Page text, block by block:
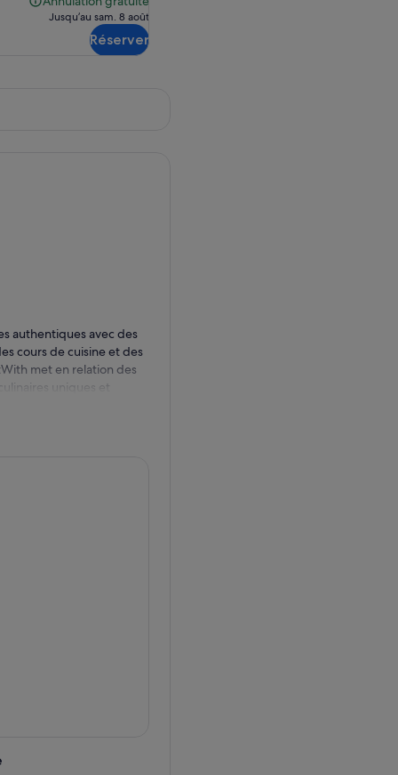
de 84,50 €.
Annulation
gratuite
Jusqu’au sam. 8 août
Réserver
authentiques avec des
cours de cuisine et des
met en relation des
uniques et